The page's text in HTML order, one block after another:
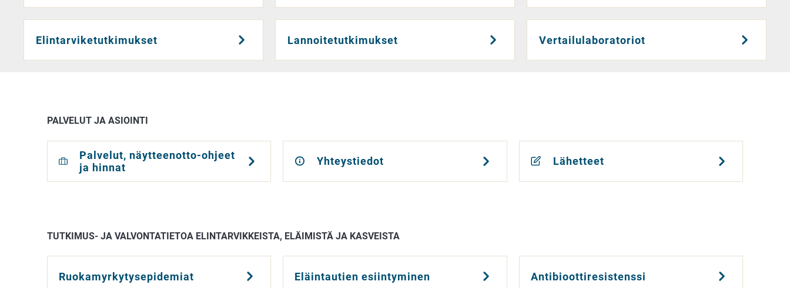
Elintarviketutkimukset Lannoitetutkimukset Vertailulaboratoriot
PALVELUT JA ASIOINTI
Palvelut, näytteenotto-ohjeet
ja hinnat
Yhteystiedot Lähetteet
TUTKIMUS- JA VALVONTATIETOA ELINTARVIKKEISTA, ELÄIMISTÄ JA KASVEISTA
Ruokamyrkytysepidemiat Eläintautien esiintyminen Antibioottiresistenssi